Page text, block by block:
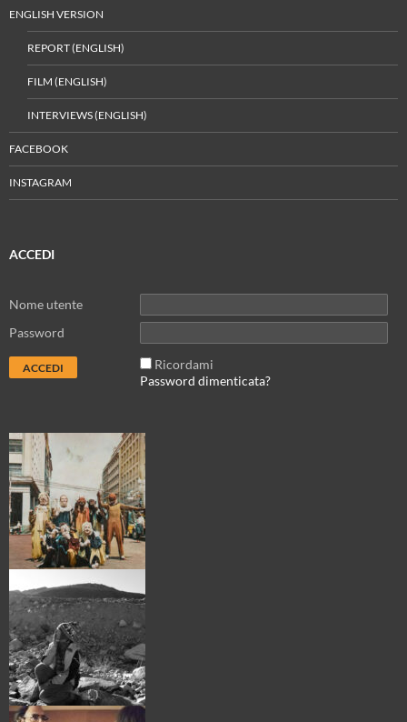
ENGLISH VERSION
REPORT (ENGLISH)
FILM (ENGLISH)
INTERVIEWS (ENGLISH)
FACEBOOK
INSTAGRAM
ACCEDI
Nome utente
Password
Ricordami
Password dimenticata?